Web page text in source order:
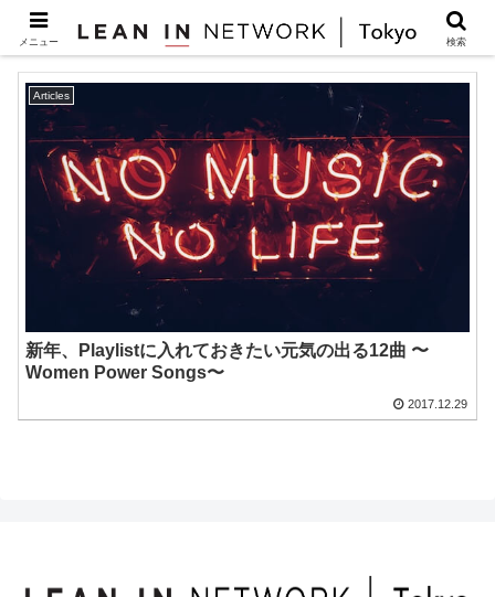
音楽
Articles
新年、Playlistに入れておきたい元気の出る12曲 〜
Women Power Songs〜
2017.12.29
メニュー 検索